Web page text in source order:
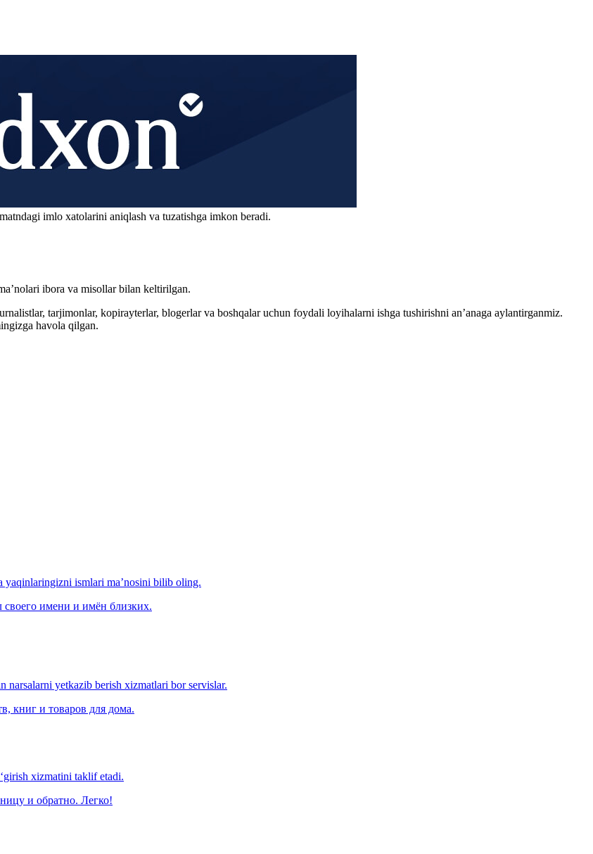
imlo xatolarini aniqlash va tuzatishga imkon beradi.
ibora va misollar bilan keltirilgan.
tarjimonlar, kopirayterlar, blogerlar va boshqalar uchun foydali loyihalarni ishga tushirishni an’anaga aylantirganmiz.
havola qilgan.
yaqinlaringizni ismlari ma’nosini bilib oling.
имени и имён близких.
yetkazib berish xizmatlari bor servislar.
книг и товаров для дома.
xizmatini taklif etadi.
и обратно. Легко!